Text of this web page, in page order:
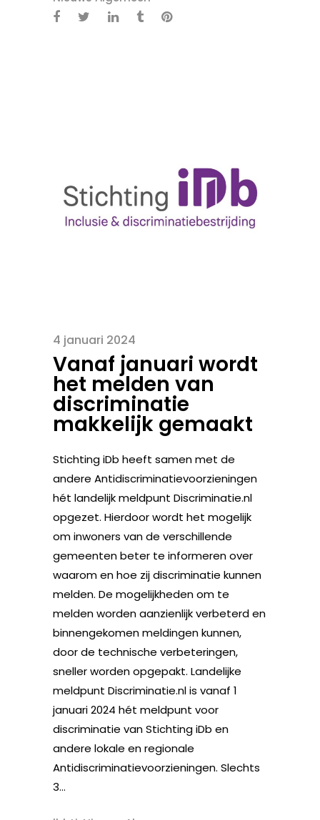
4 januari 2024
Vanaf januari wordt
het melden van
discriminatie
makkelijk gemaakt
Stichting iDb heeft samen met de
andere Antidiscriminatievoorzieningen
hét landelijk meldpunt Discriminatie.nl
opgezet. Hierdoor wordt het mogelijk
om inwoners van de verschillende
gemeenten beter te informeren over
waarom en hoe zij discriminatie kunnen
melden. De mogelijkheden om te
melden worden aanzienlijk verbeterd en
binnengekomen meldingen kunnen,
door de technische verbeteringen,
sneller worden opgepakt. Landelijke
meldpunt Discriminatie.nl is vanaf 1
januari 2024 hét meldpunt voor
discriminatie van Stichting iDb en
andere lokale en regionale
Antidiscriminatievoorzieningen. Slechts
3...